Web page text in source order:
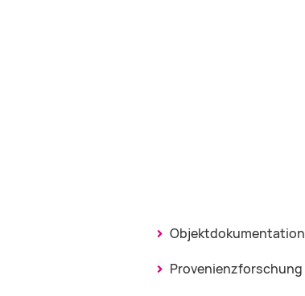
Objektdokumentation
Provenienzforschung